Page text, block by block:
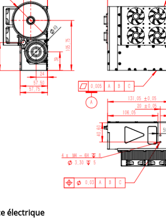
électrique